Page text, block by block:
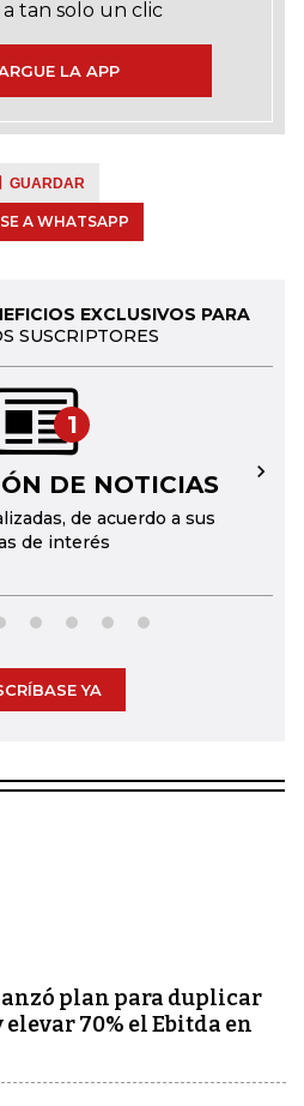
tan solo un clic
LA APP
GUARDAR
A WHATSAPP
EXCLUSIVOS PARA
SUSCRIPTORES
1
DE NOTICIAS
de acuerdo a sus
de interés
→
YA
plan para duplicar
70% el Ebitda en